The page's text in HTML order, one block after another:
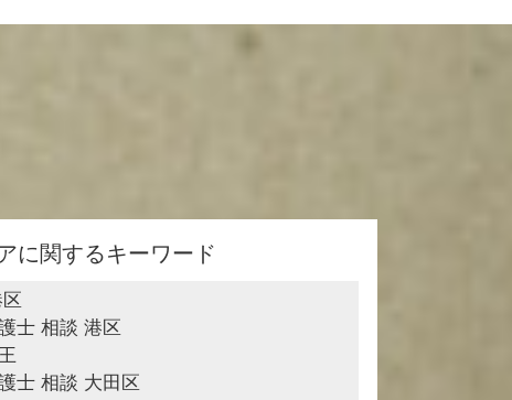
に関するキーワード
士 相談 港区
士 相談 大田区